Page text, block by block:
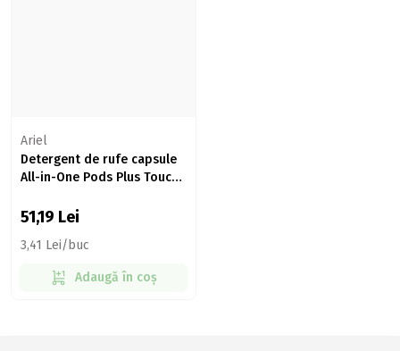
Ariel
Detergent de rufe capsule
All-in-One Pods Plus Touch
51,19 Lei
3,41 Lei/buc
Adaugă în coș